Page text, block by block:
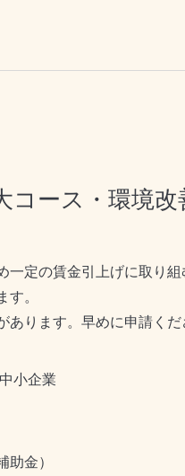
コース・環境
定の賃金引上げに取り
。
あります。早めに申請くだ
小企業
助金）